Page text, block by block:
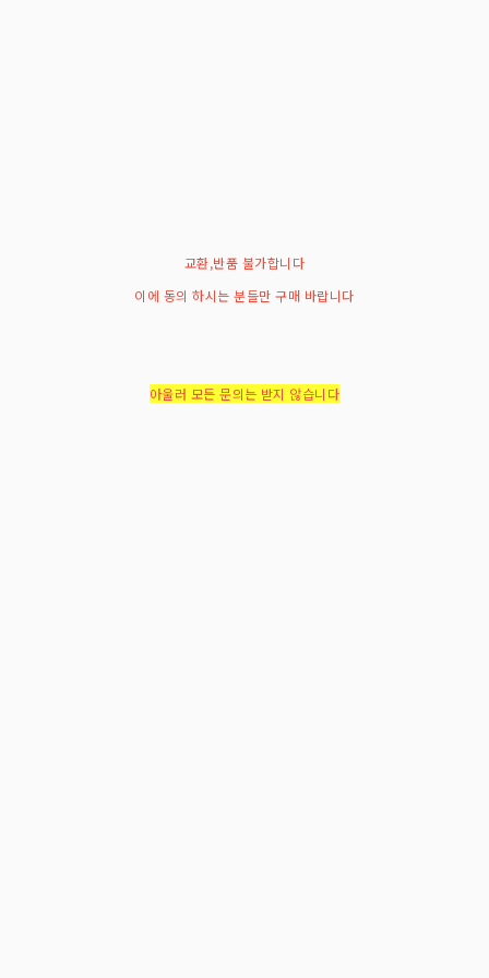
교환,반품 불가합니다
이에 동의 하시는 분들만 구매 바랍니다
아울러 모든 문의는 받지 않습니다